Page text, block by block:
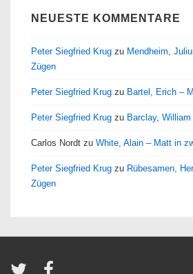
NEUESTE KOMMENTARE
Peter Siegfried Krug zu Mendheim,
Zügen
Peter Siegfried Krug zu Bartel, Erich –
Peter Siegfried Krug zu Barclay,
Carlos Nordt zu White, Alain – Matt in
Peter Siegfried Krug zu Rübesamen,
Zügen